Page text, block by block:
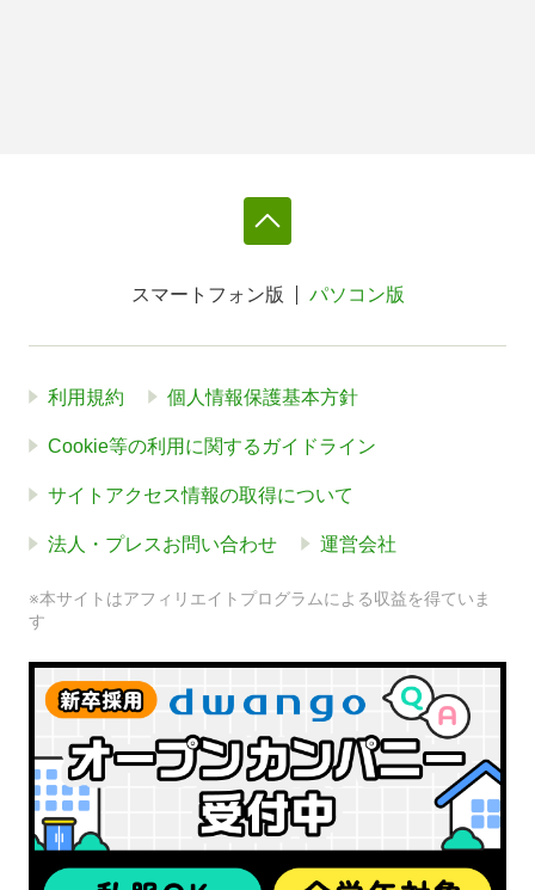
スマートフォン版 パソコン版
利用規約 個人情報保護基本方針
Cookie等の利用に関するガイドライン
サイトアクセス情報の取得について
法人・プレスお問い合わせ 運営会社
※本サイトはアフィリエイトプログラムによる収益を得ていま
す